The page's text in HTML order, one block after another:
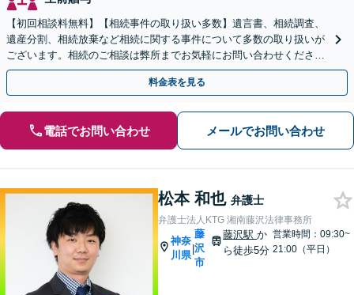
【初回相談料無料】【相続事件の取り扱い多数】遺言書、相続調査、
遺産分割、相続放棄など相続に関する事件について多数の取り扱いが
ございます。相続のご相談は弊所までお気軽にお問い合わせくださ
い。
料金表を見る
電話でお問い合わせ メールでお問い合わせ
松本 和也 弁護士
弁護士法人KTG 湘南藤沢法律事務所
神奈
川県
|
藤
沢
市
藤沢駅か
ら徒歩5分
営業時間：09:30~
21:00（平日）